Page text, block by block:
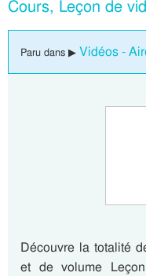
Cours, Leçon de
Paru dans ▶ Vidéos -
Découvre la totalité
et de volume